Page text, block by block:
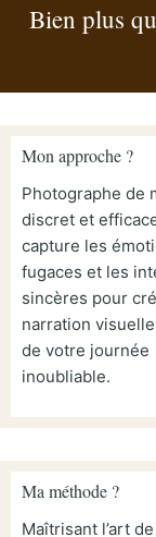
Bien plus
Mon approche ?
Photographe de
discret et
capture les
fugaces et les
sincères pour
narration
de votre journée
inoubliable.
Ma méthode ?
Maîtrisant l’art